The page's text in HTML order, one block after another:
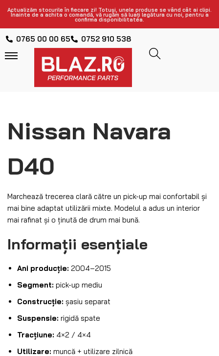
Actualizăm stocurile în fiecare zi! Totuși, unele produse se vând cât ai clipi.
Înainte de a achita o comandă, vă rugăm să luați legătura cu noi, pentru a
confirma disponibilitatea.
0765 00 00 65 0752 910 538
Nissan Navara
D40
Marchează trecerea clară către un pick-up mai confortabil și
mai bine adaptat utilizării mixte. Modelul a adus un interior
mai rafinat și o ținută de drum mai bună.
Informații esențiale
Ani producție: 2004–2015
Segment: pick-up mediu
Construcție: șasiu separat
Suspensie: rigidă spate
Tracțiune: 4×2 / 4×4
Utilizare: muncă + utilizare zilnică